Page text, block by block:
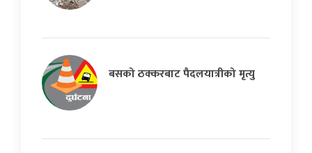
बसको ठक्करबाट पैदलयात्रीको मृत्यु